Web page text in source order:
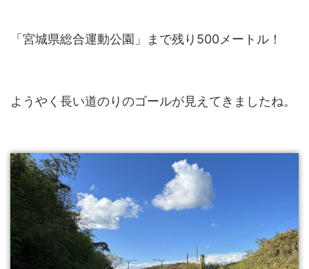
「宮城県総合運動公園」まで残り500メートル！
ようやく長い道のりのゴールが見えてきましたね。